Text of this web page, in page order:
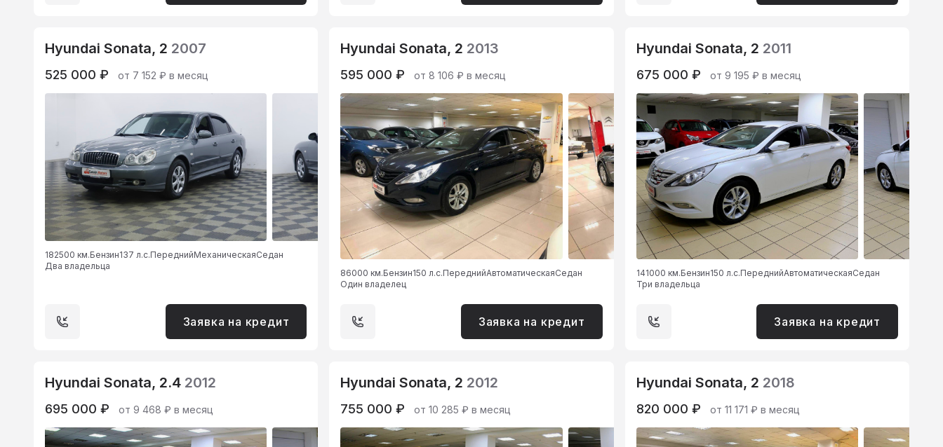
Hyundai Sonata, 2 2007
525 000 ₽ от 7 152 ₽ в месяц
182500 км.Бензин137 л.с.ПереднийМеханическаяСедан
Два владельца
Заявка на кредит
Hyundai Sonata, 2 2013
595 000 ₽ от 8 106 ₽ в месяц
86000 км.Бензин150 л.с.ПереднийАвтоматическаяСедан
Один владелец
Заявка на кредит
Hyundai Sonata, 2 2011
675 000 ₽ от 9 195 ₽ в месяц
141000 км.Бензин150 л.с.ПереднийАвтоматическаяСедан
Три владельца
Заявка на кредит
Hyundai Sonata, 2.4 2012
695 000 ₽ от 9 468 ₽ в месяц
Hyundai Sonata, 2 2012
755 000 ₽ от 10 285 ₽ в месяц
Hyundai Sonata, 2 2018
820 000 ₽ от 11 171 ₽ в месяц